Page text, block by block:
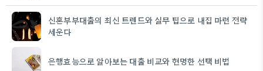
신혼부부대출의 최신 트렌드와 실무 팁으로 내집 마련 전략
세운다
은행효능으로 알아보는 대출 비교와 현명한 선택 비법